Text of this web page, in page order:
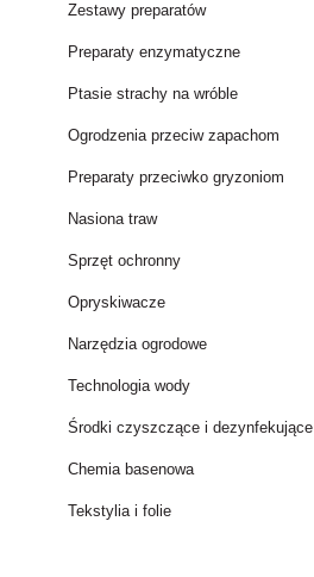
Zestawy preparatów
Preparaty enzymatyczne
Ptasie strachy na wróble
Ogrodzenia przeciw zapachom
Preparaty przeciwko gryzoniom
Nasiona traw
Sprzęt ochronny
Opryskiwacze
Narzędzia ogrodowe
Technologia wody
Środki czyszczące i dezynfekujące
Chemia basenowa
Tekstylia i folie